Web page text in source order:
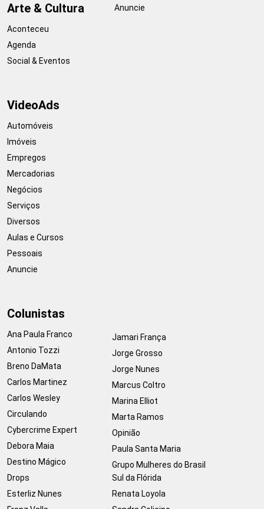
Arte & Cultura
Aconteceu
Agenda
Social & Eventos
Anuncie
VideoAds
Automóveis
Imóveis
Empregos
Mercadorias
Negócios
Serviços
Diversos
Aulas e Cursos
Pessoais
Anuncie
Colunistas
Ana Paula Franco
Antonio Tozzi
Breno DaMata
Carlos Martinez
Carlos Wesley
Circulando
Cybercrime Expert
Debora Maia
Destino Mágico
Drops
Esterliz Nunes
Jamari França
Jorge Grosso
Jorge Nunes
Marcus Coltro
Marina Elliot
Marta Ramos
Opinião
Paula Santa Maria
Grupo Mulheres do Brasil
Sul da Flórida
Renata Loyola